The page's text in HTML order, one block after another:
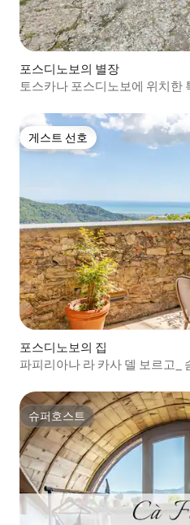
포스디노보의 별장
토스카나 포스디노보에 위치한
게스트 선호
게스트 선호
포스디노보의 집
파피리아나 라 카사 델 보르고_
슈퍼호스트
슈퍼호스트